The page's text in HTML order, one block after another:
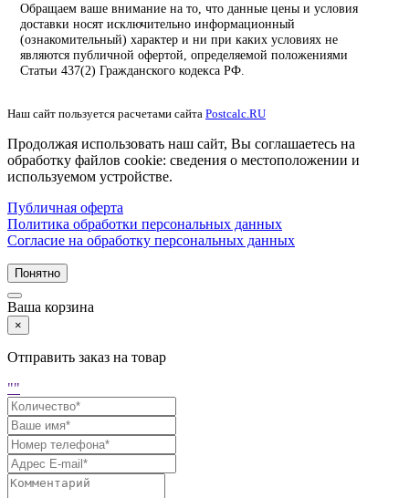
Обращаем ваше внимание на то, что данные цены и условия
доставки носят исключительно информационный
(ознакомительный) характер и ни при каких условиях не
являются публичной офертой, определяемой положениями
Статьи 437(2) Гражданского кодекса РФ.
Наш сайт пользуется расчетами сайта Postcalc.RU
Продолжая использовать наш сайт, Вы соглашаетесь на
обработку файлов cookie: сведения о местоположении и
используемом устройстве.
Публичная оферта
Политика обработки персональных данных
Согласие на обработку персональных данных
Понятно
Ваша корзина
×
Отправить заказ на товар
""